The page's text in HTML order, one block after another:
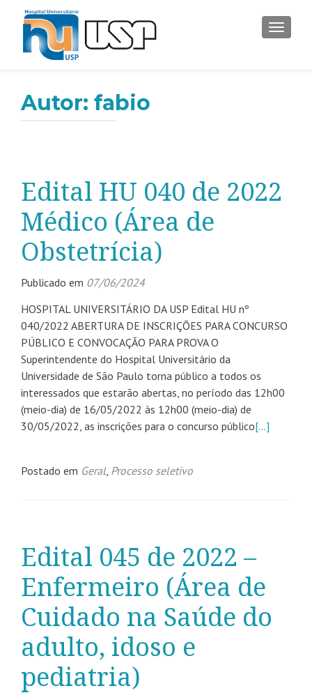
Autor: fabio
Edital HU 040 de 2022
Médico (Área de
Obstetrícia)
Publicado em 07/06/2024
HOSPITAL UNIVERSITÁRIO DA USP Edital HU nº
040/2022 ABERTURA DE INSCRIÇÕES PARA CONCURSO
PÚBLICO E CONVOCAÇÃO PARA PROVA O
Superintendente do Hospital Universitário da
Universidade de São Paulo torna público a todos os
interessados que estarão abertas, no período das 12h00
(meio-dia) de 16/05/2022 às 12h00 (meio-dia) de
30/05/2022, as inscrições para o concurso público[…]
Postado em Geral, Processo seletivo
Edital 045 de 2022 –
Enfermeiro (Área de
Cuidado na Saúde do
adulto, idoso e
pediatria)